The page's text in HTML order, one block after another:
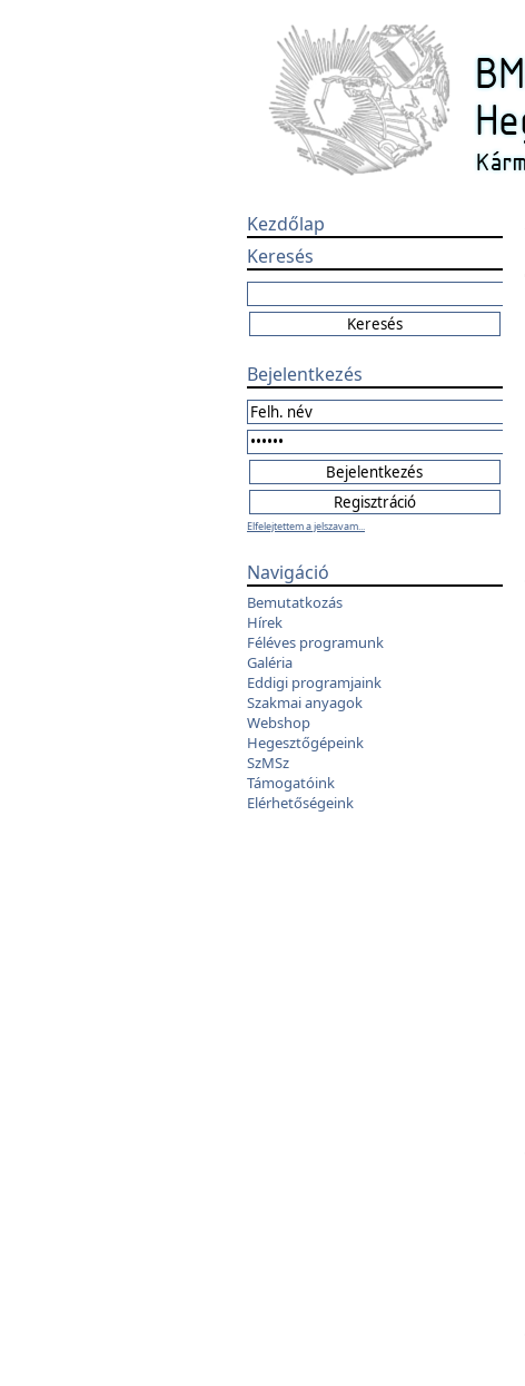
Kezdőlap
Keresés
Bejelentkezés
Elfelejtettem a jelszavam...
Navigáció
Bemutatkozás
Hírek
Féléves programunk
Galéria
Eddigi programjaink
Szakmai anyagok
Webshop
Hegesztőgépeink
SzMSz
Támogatóink
Elérhetőségeink